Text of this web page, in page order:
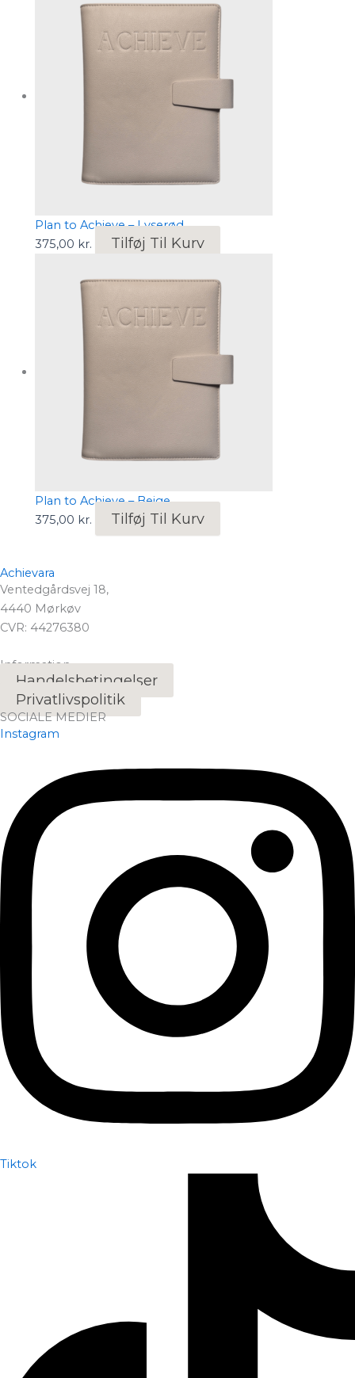
Plan to Achieve – Lyserød
375,00 kr. Tilføj Til Kurv
Plan to Achieve – Beige
375,00 kr. Tilføj Til Kurv
Achievara
Ventedgårdsvej 18,
4440 Mørkøv
CVR: 44276380
Information
Handelsbetingelser
Privatlivspolitik
SOCIALE MEDIER
Instagram
Tiktok